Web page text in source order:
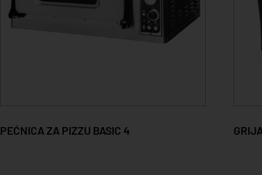
PEĆNICA ZA PIZZU BASIC 4